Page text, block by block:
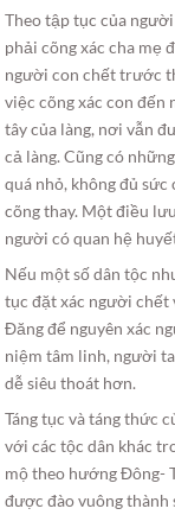
Theo tập tục của
phải cõng xác cha mẹ
người con chết trước
việc cõng xác con đến
tây của làng, nơi vẫn
cả làng. Cũng có
quá nhỏ, không đủ
cõng thay. Một điều
người có quan hệ
Nếu một số dân tộc
tục đặt xác người
Đăng để nguyên xác
niệm tâm linh, người
dễ siêu thoát hơn.
Táng tục và táng thức
với các tộc dân khác
mộ theo hướng Đông-
được đào vuông